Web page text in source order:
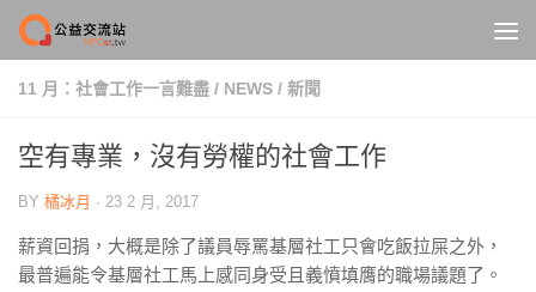
Skip to content
11 月：社會工作一言難盡 / NEWS / 新聞
空有專業，沒有勞權的社會工作
BY 橘冰月 · 23 2 月, 2017
薪資回捐，大概是除了議員辱罵基層社工只會吃飯拉屎之外，
最普遍能令基層社工馬上感同身受且義憤填膺的職場議題了。